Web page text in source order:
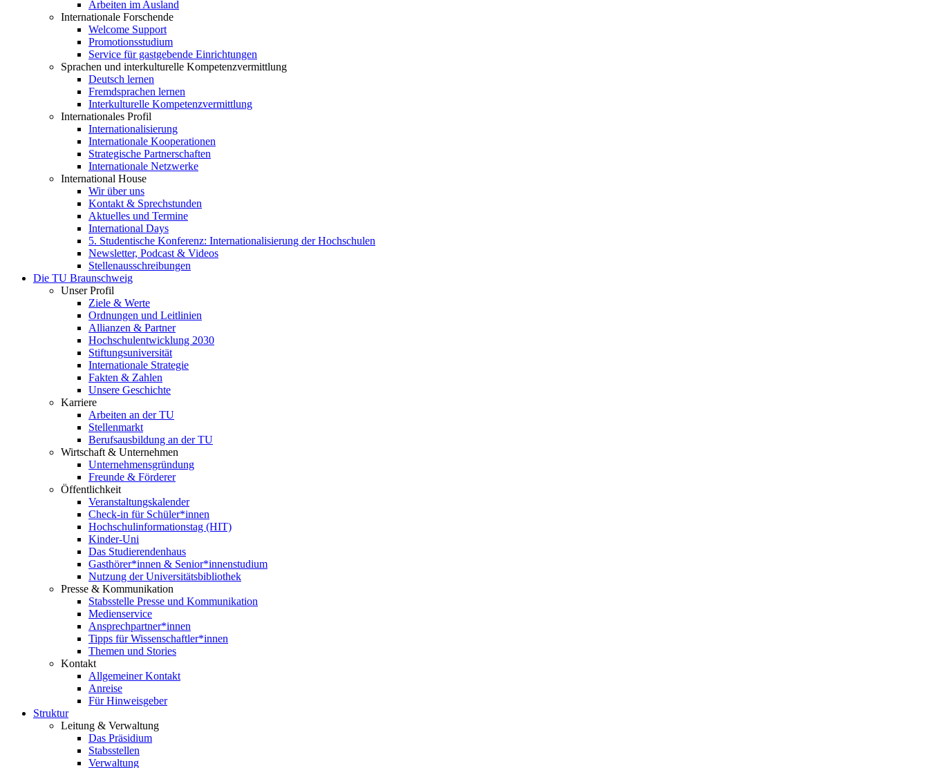
Arbeiten im Ausland
Internationale Forschende
Welcome Support
Promotionsstudium
Service für gastgebende Einrichtungen
Sprachen und interkulturelle Kompetenzvermittlung
Deutsch lernen
Fremdsprachen lernen
Interkulturelle Kompetenzvermittlung
Internationales Profil
Internationalisierung
Internationale Kooperationen
Strategische Partnerschaften
Internationale Netzwerke
International House
Wir über uns
Kontakt & Sprechstunden
Aktuelles und Termine
International Days
5. Studentische Konferenz: Internationalisierung der Hochschulen
Newsletter, Podcast & Videos
Stellenausschreibungen
Die TU Braunschweig
Unser Profil
Ziele & Werte
Ordnungen und Leitlinien
Allianzen & Partner
Hochschulentwicklung 2030
Stiftungsuniversität
Internationale Strategie
Fakten & Zahlen
Unsere Geschichte
Karriere
Arbeiten an der TU
Stellenmarkt
Berufsausbildung an der TU
Wirtschaft & Unternehmen
Unternehmensgründung
Freunde & Förderer
Öffentlichkeit
Veranstaltungskalender
Check-in für Schüler*innen
Hochschulinformationstag (HIT)
Kinder-Uni
Das Studierendenhaus
Gasthörer*innen & Senior*innenstudium
Nutzung der Universitätsbibliothek
Presse & Kommunikation
Stabsstelle Presse und Kommunikation
Medienservice
Ansprechpartner*innen
Tipps für Wissenschaftler*innen
Themen und Stories
Kontakt
Allgemeiner Kontakt
Anreise
Für Hinweisgeber
Struktur
Leitung & Verwaltung
Das Präsidium
Stabsstellen
Verwaltung